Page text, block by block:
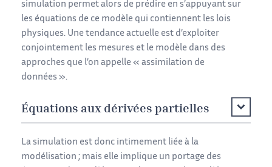
simulation permet alors de prédire en s’appuyant sur
les équations de ce modèle qui contiennent les lois
physiques. Une tendance actuelle est d’exploiter
conjointement les mesures et le modèle dans des
approches que l’on appelle « assimilation de
données ».
Équations aux dérivées partielles
La simulation est donc intimement liée à la
modélisation ; mais elle implique un portage des